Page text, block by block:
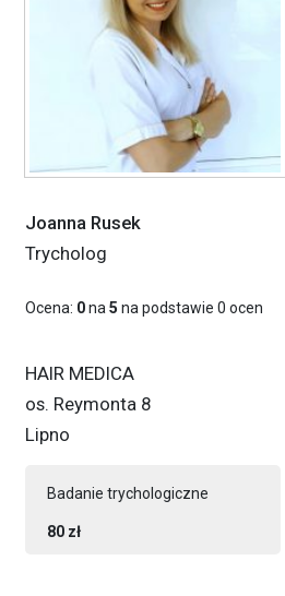
Joanna Rusek
Trycholog
Ocena: 0na 5 na podstawie 0 ocen
HAIR MEDICA
os. Reymonta 8
Lipno
Badanie trychologiczne
80 zł